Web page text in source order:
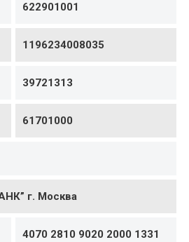
622901001
1196234008035
39721313
61701000
г. Москва
4070 2810 9020 2000 1331